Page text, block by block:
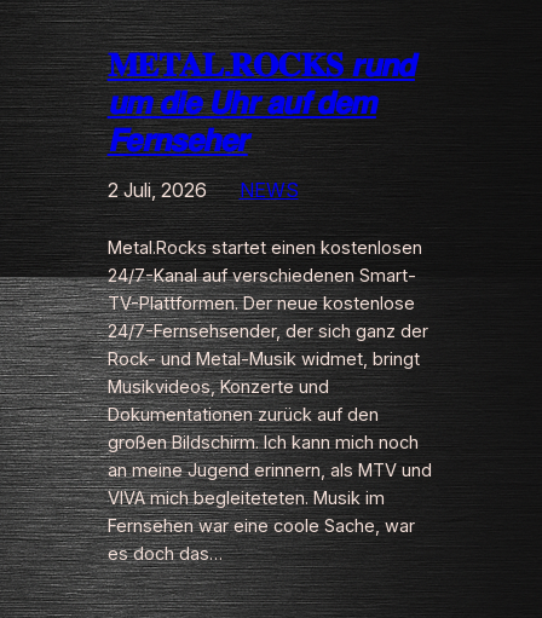
𝐌𝐄𝐓𝐀𝐋.𝐑𝐎𝐂𝐊𝐒 𝙧𝙪𝙣𝙙
𝙪𝙢 𝙙𝙞𝙚 𝙐𝙝𝙧 𝙖𝙪𝙛 𝙙𝙚𝙢
𝙁𝙚𝙧𝙣𝙨𝙚𝙝𝙚𝙧
2 Juli, 2026 NEWS
Metal.Rocks startet einen kostenlosen
24/7-Kanal auf verschiedenen Smart-
TV-Plattformen. Der neue kostenlose
24/7-Fernsehsender, der sich ganz der
Rock- und Metal-Musik widmet, bringt
Musikvideos, Konzerte und
Dokumentationen zurück auf den
großen Bildschirm. Ich kann mich noch
an meine Jugend erinnern, als MTV und
VIVA mich begleiteteten. Musik im
Fernsehen war eine coole Sache, war
es doch das…